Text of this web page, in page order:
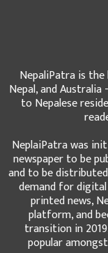
NepaliPatra is the
Nepal, and
to Nepalese
NeplaiPatra was
newspaper to be
and to be
demand for
printed news,
platform, and
transition in
popular